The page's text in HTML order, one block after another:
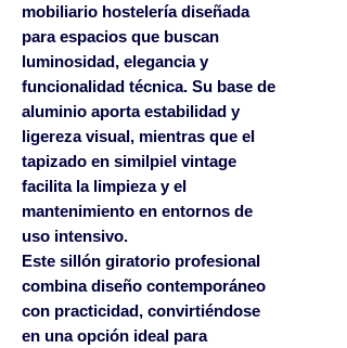
mobiliario hostelería diseñada
para espacios que buscan
luminosidad, elegancia y
funcionalidad técnica. Su base de
aluminio aporta estabilidad y
ligereza visual, mientras que el
tapizado en similpiel vintage
facilita la limpieza y el
mantenimiento en entornos de
uso intensivo.
Este sillón giratorio profesional
combina diseño contemporáneo
con practicidad, convirtiéndose
en una opción ideal para